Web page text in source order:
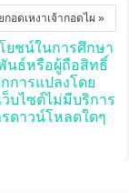
กอดเหงาเจ้ากอดไผ »
ยชน์ในการศึกษา
นธ์หรือผู้ถือสิทธิ์
การแปลงโดย
บไซต์ไม่มีบริการ
ดาวน์โหลดใดๆ